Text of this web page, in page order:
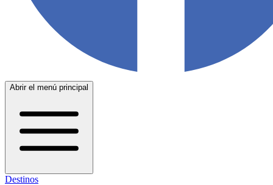
Abrir el menú principal
Destinos